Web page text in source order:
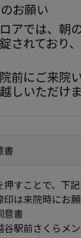
お願い
アでは、朝
されており
前にご来院
しいただけ
書
押すことで、下
は来院時にお願
意書
駅前さくらメ